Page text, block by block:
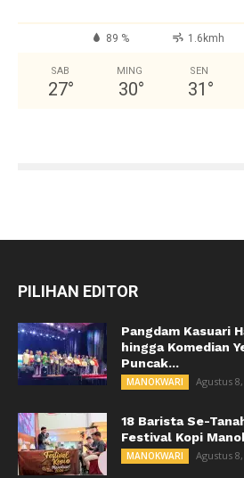
89 % 1.6kmh
SAB
27°
MING
30°
SEN
31 °
PILIHAN EDITOR
Pangdam Kasuari
hingga Komedian
Puncak...
MANOKWARI Agustus
18 Barista Se-
Festival Kopi
MANOKWARI Agustus